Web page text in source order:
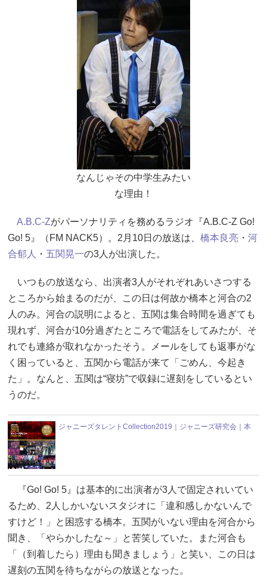
なんじゃその中学生みたい
な理由！
A.B.C-Zがパーソナリティを務めるラジオ『A.B.C-Z Go!
Go! 5』（FM NACK5）。2月10日の放送は、 橋本良亮 ・ 河
合郁人
・ 五関晃一の3人が出演した。
いつもの放送なら、出演者3人がそれぞれあいさつする
ところから始まるのだが、この日は何故か橋本と河合の2
人のみ。河合の説明によると、五関は集合時間を過ぎても
現れず、河合が10分過ぎたところで電話をしてみたが、そ
れでも連絡が取れなかったそう。メールをしても返事がな
く困っていると、五関から電話が来て「ごめん、今起き
た」。なんと、五関は“寝坊”で収録に遅刻をしているとい
うのだ。
ジャニーズタレントCollection2019｜ジャニーズ研究会｜本
『Go! Go! 5』は基本的に出演者が3人で固定されいてい
るため、2人しかいないスタジオに「違和感しかないんで
すけど！」と困惑する橋本。五関がいない理由を河合から
聞き、「やらかしたな～」と苦笑していた。また河合も
「（到着したら）理由も聞きましょう」と笑い、この日は
遅刻の五関を待ちながらの放送となった。